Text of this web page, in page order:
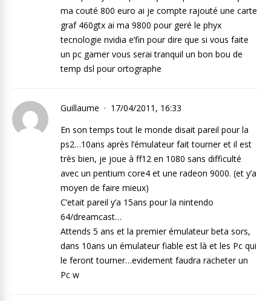
ma couté 800 euro ai je compte rajouté une carte
graf 460gtx ai ma 9800 pour geré le phyx
tecnologie nvidia e’fin pour dire que si vous faite
un pc gamer vous serai tranquil un bon bou de
temp dsl pour ortographe
Guillaume
17/04/2011, 16:33
En son temps tout le monde disait pareil pour la
ps2…10ans après l’émulateur fait tourner et il est
très bien, je joue à ff12 en 1080 sans difficulté
avec un pentium core4 et une radeon 9000. (et y’a
moyen de faire mieux)
C’etait pareil y’a 15ans pour la nintendo
64/dreamcast…
Attends 5 ans et la premier émulateur beta sors,
dans 10ans un émulateur fiable est là et les Pc qui
le feront tourner…evidement faudra racheter un
Pc w